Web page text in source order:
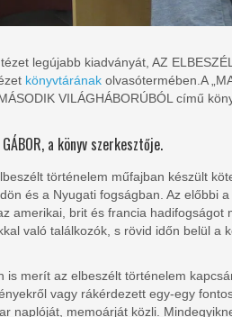
legújabb kiadványát, AZ
könyvtárának olvasótermében. A
VILÁGHÁBORÚBÓL című
a könyv szerkesztője.
történelem műfajban készült
és a Nyugati fogságban. Az előbbi
amerikai, brit és francia hadifogságot
való találkozók, s rövid időn belül a
is merít az elbeszélt történelem
vagy rákérdezett egy-egy
naplóját, memoárját közli.